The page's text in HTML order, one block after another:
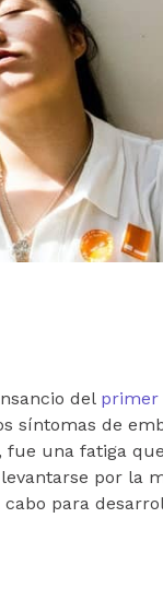
del primer
síntomas de
una fatiga
por la
para